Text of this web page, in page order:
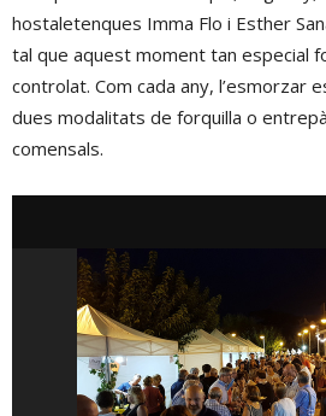
hostaletenques Imma Flo i Esther
tal que aquest moment tan especial
controlat. Com cada any, l’esmorzar
dues modalitats de forquilla o
comensals.